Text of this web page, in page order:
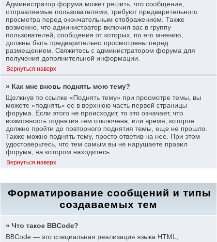
Администратор форума может решить, что сообщения,
отправляемые пользователями, требуют предварительного
просмотра перед окончательным отображением. Также
возможно, что администратор включил вас в группу
пользователей, сообщения от которых, по его мнению,
должны быть предварительно просмотрены перед
размещением. Свяжитесь с администратором форума для
получения дополнительной информации.
Вернуться наверх
» Как мне вновь поднять мою тему?
Щелкнув по ссылке «Поднять тему» при просмотре темы, вы
можете «поднять» ее в верхнюю часть первой страницы
форума. Если этого не происходит, то это означает, что
возможность поднятия тем отключена, или время, которое
должно пройти до повторного поднятия темы, еще не прошло.
Также можно поднять тему, просто ответив на нее. При этом
удостоверьтесь, что тем самым вы не нарушаете правил
форума, на котором находитесь.
Вернуться наверх
Форматирование сообщений и типы
создаваемых тем
» Что такое BBCode?
BBCode — это специальная реализация языка HTML,